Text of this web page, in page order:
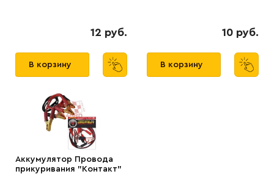
12 руб.
В корзину
10 руб.
В корзину
Аккумулятор Провода
прикуривания "Контакт"